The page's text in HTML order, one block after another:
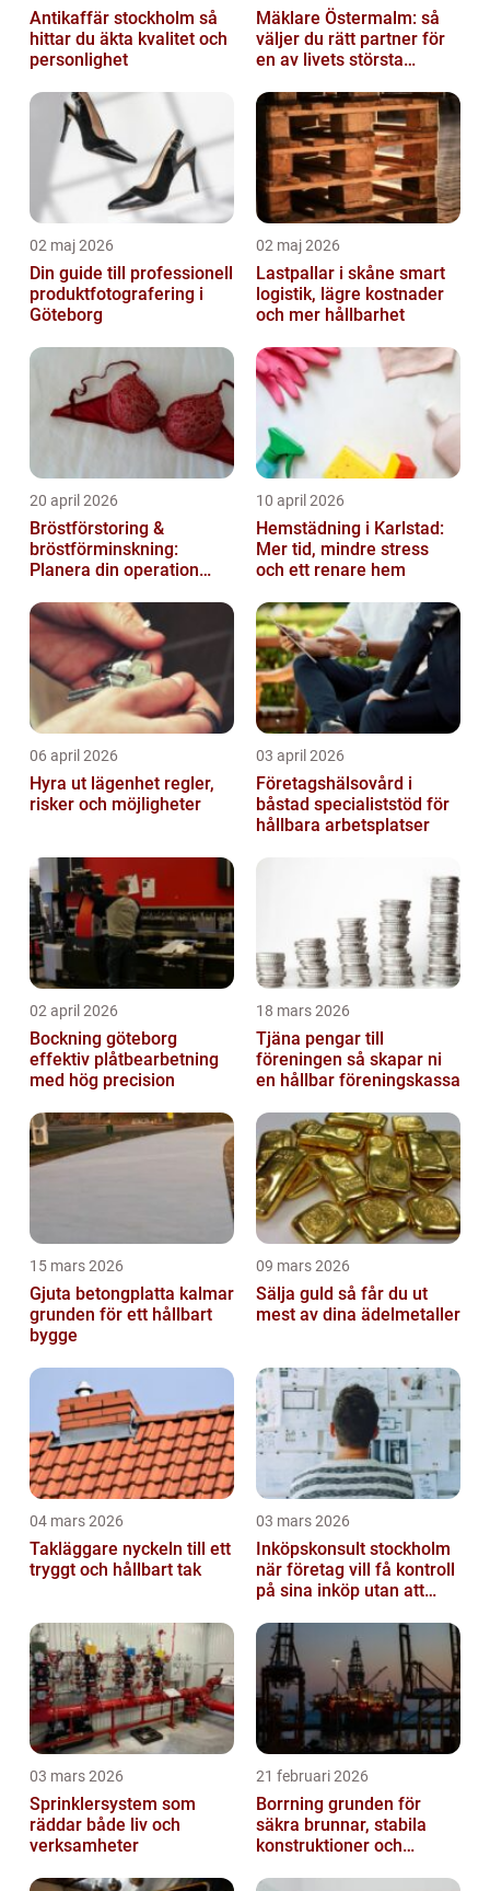
Antikaffär stockholm så
hittar du äkta kvalitet och
personlighet
Mäklare Östermalm: så
väljer du rätt partner för
en av livets största
02 maj 2026
Din guide till professionell
produktfotografering i
Göteborg
02 maj 2026
Lastpallar i skåne smart
logistik, lägre kostnader
och mer hållbarhet
20 april 2026
Bröstförstoring &
bröstförminskning:
Planera din operation
10 april 2026
Hemstädning i Karlstad:
Mer tid, mindre stress
och ett renare hem
06 april 2026
Hyra ut lägenhet regler,
risker och möjligheter
03 april 2026
Företagshälsovård i
båstad specialiststöd för
hållbara arbetsplatser
02 april 2026
Bockning göteborg
effektiv plåtbearbetning
med hög precision
18 mars 2026
Tjäna pengar till
föreningen så skapar ni
en hållbar föreningskassa
15 mars 2026
Gjuta betongplatta kalmar
grunden för ett hållbart
bygge
09 mars 2026
Sälja guld så får du ut
mest av dina ädelmetaller
04 mars 2026
Takläggare nyckeln till ett
tryggt och hållbart tak
03 mars 2026
Inköpskonsult stockholm
när företag vill få kontroll
på sina inköp utan att
03 mars 2026
Sprinklersystem som
räddar både liv och
verksamheter
21 februari 2026
Borrning grunden för
säkra brunnar, stabila
konstruktioner och